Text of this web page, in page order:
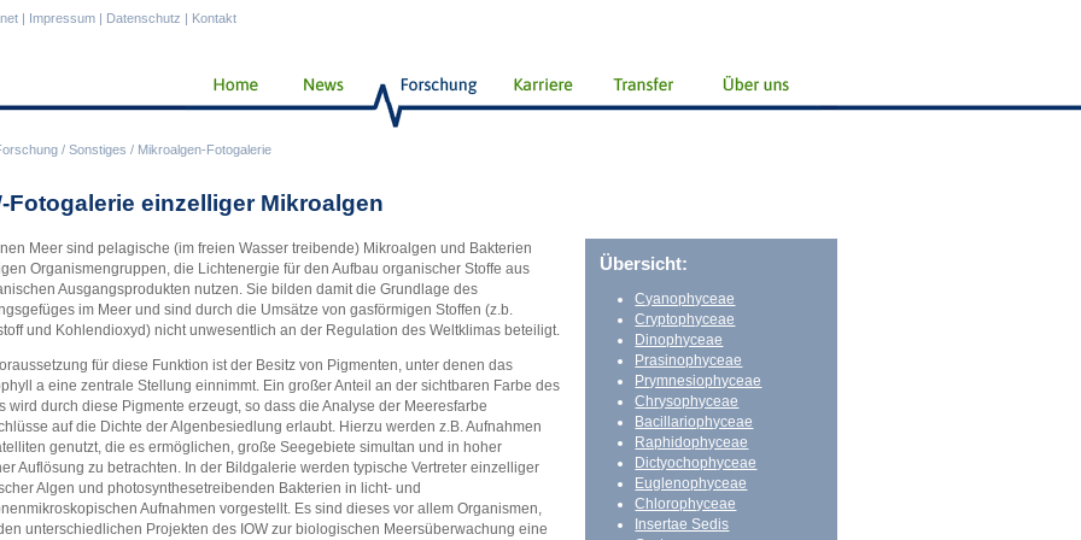
/ Sonstiges / Mikroalgen-Fotogalerie
| Impressum | Datenschutz | Kontakt
Fotogalerie einzelliger Mikroalgen
Meer sind pelagische (im freien Wasser treibende) Mikroalgen und Bakterien
Organismengruppen, die Lichtenergie für den Aufbau organischer Stoffe aus
Ausgangsprodukten nutzen. Sie bilden damit die Grundlage des
im Meer und sind durch die Umsätze von gasförmigen Stoffen (z.b.
und Kohlendioxyd) nicht unwesentlich an der Regulation des Weltklimas beteiligt.
für diese Funktion ist der Besitz von Pigmenten, unter denen das
a eine zentrale Stellung einnimmt. Ein großer Anteil an der sichtbaren Farbe des
wird durch diese Pigmente erzeugt, so dass die Analyse der Meeresfarbe
auf die Dichte der Algenbesiedlung erlaubt. Hierzu werden z.B. Aufnahmen
genutzt, die es ermöglichen, große Seegebiete simultan und in hoher
Auflösung zu betrachten. In der Bildgalerie werden typische Vertreter einzelliger
Algen und photosynthesetreibenden Bakterien in licht- und
Aufnahmen vorgestellt. Es sind dieses vor allem Organismen,
unterschiedlichen Projekten des IOW zur biologischen Meersüberwachung eine
Übersicht:
Cyanophyceae
Cryptophyceae
Dinophyceae
Prasinophyceae
Prymnesiophyceae
Chrysophyceae
Bacillariophyceae
Raphidophyceae
Dictyochophyceae
Euglenophyceae
Chlorophyceae
Insertae Sedis